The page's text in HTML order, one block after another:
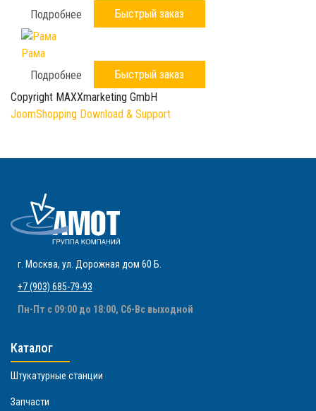
Подробнее
Быстрый заказ
Рама
Подробнее
Быстрый заказ
Copyright MAXXmarketing GmbH
JoomShopping Download & Support
г. Москва, ул. Дорожная дом 60 Б
+7 (903) 685-79-93
Пн-Пт с 09:00 до 18:00, Сб-Вс выходной
Каталог
Штукатурные станции
Запчасти